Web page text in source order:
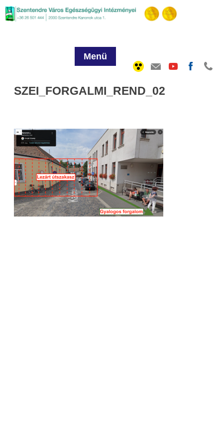
Menü
SZEI_FORGALMI_REND_02